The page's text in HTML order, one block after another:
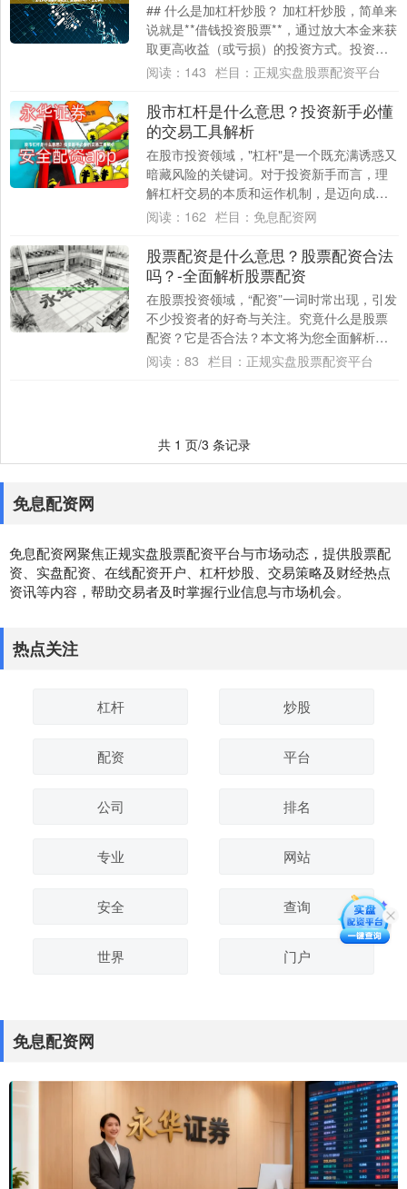
## 什么是加杠杆炒股？ 加杠杆炒股，简单来
说就是**借钱投资股票**，通过放大本金来获
取更高收益（或亏损）的投资方式。投资者
只需投入一部分自有资金（保证金），....
阅读： 143 栏目： 正规实盘股票配资平台
股市杠杆是什么意思？投资新手必懂
的交易工具解析
在股市投资领域，"杠杆"是一个既充满诱惑又
暗藏风险的关键词。对于投资新手而言，理
解杠杆交易的本质和运作机制，是迈向成熟
投资者的重要一步。本文将深入解析股市杠
阅读： 162 栏目： 免息配资网
股票配资是什么意思？股票配资合法
吗？-全面解析股票配资
在股票投资领域，“配资”一词时常出现，引发
不少投资者的好奇与关注。究竟什么是股票
配资？它是否合法？本文将为您全面解析股
票配资的运作模式、潜在风险及法律现状。
阅读： 83 栏目： 正规实盘股票配资平台
共 1 页/3 条记录
免息配资网
免息配资网聚焦正规实盘股票配资平台与市场动态，提供股票配
资、实盘配资、在线配资开户、杠杆炒股、交易策略及财经热点
资讯等内容，帮助交易者及时掌握行业信息与市场机会。
热点关注
杠杆 炒股
配资 平台
公司 排名
专业 网站
安全 查询
世界 门户
免息配资网